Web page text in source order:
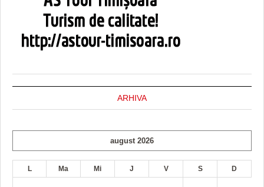
ARHIVA
august 2026
L Ma Mi J V S D